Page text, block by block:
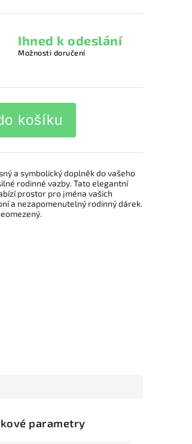
Ihned k odeslání
Možnosti doručení
košíku
a symbolický doplněk do vašeho
rodinné vazby. Tato elegantní
prostor pro jména vašich
a nezapomenutelný rodinný dárek.
parametry